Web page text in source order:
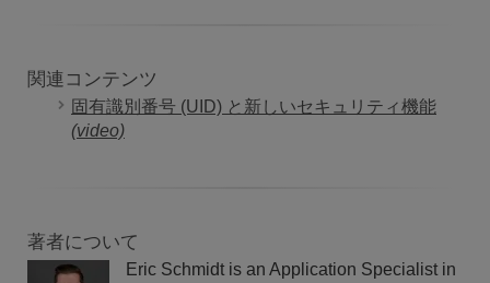
関連コンテンツ
固有識別番号 (UID) と新しいセキュリティ機能
(video)
著者について
Eric Schmidt is an Application Specialist in